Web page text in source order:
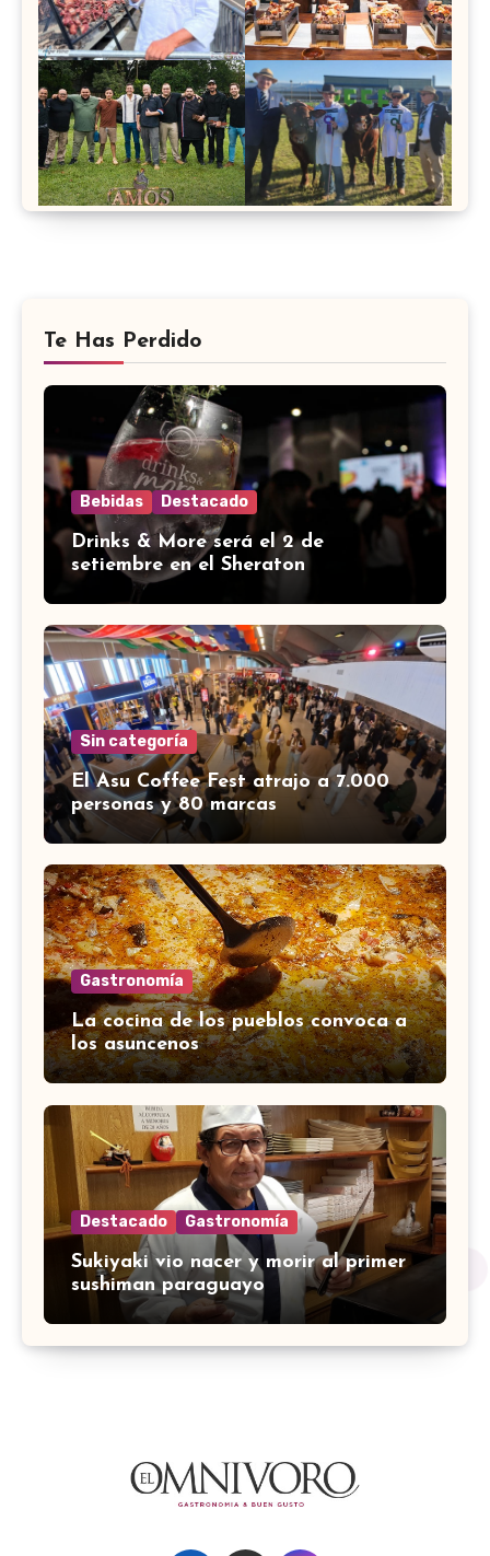
Te Has Perdido
Bebidas Destacado
Drinks & More será el 2 de
setiembre en el Sheraton
Sin categoría
El Asu Coffee Fest atrajo a 7.000
personas y 80 marcas
Gastronomía
La cocina de los pueblos convoca a
los asuncenos
Destacado Gastronomía
Sukiyaki vio nacer y morir al primer
sushiman paraguayo